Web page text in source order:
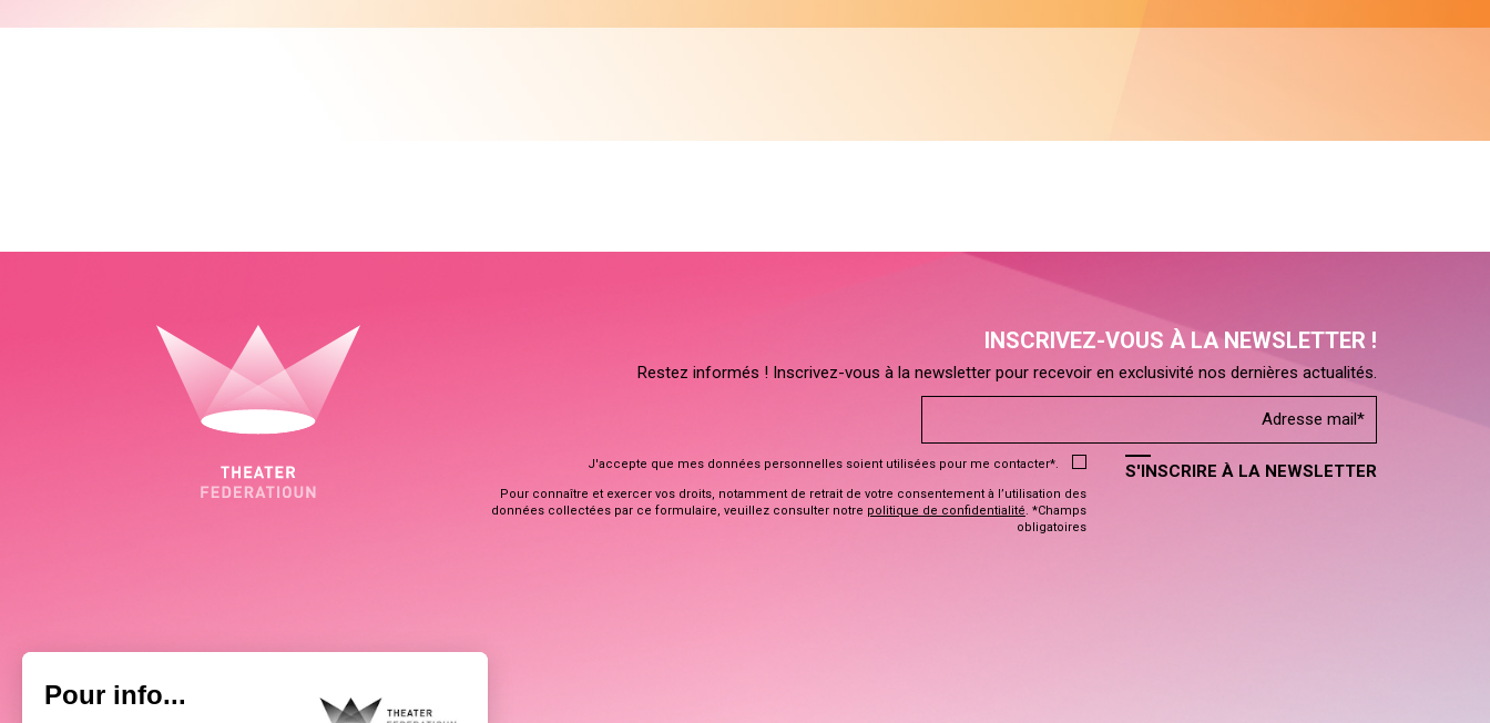
INSCRIVEZ-VOUS À LA NEWSLETTER !
Restez informés ! Inscrivez-vous à la newsletter pour recevoir en exclusivité nos dernières actualités.
J'accepte que mes données personnelles soient utilisées pour me contacter*.
Pour connaître et exercer vos droits, notamment de retrait de votre consentement à l’utilisation des
données collectées par ce formulaire, veuillez consulter notre politique de confidentialité. *Champs
obligatoires
S'INSCRIRE À LA NEWSLETTER